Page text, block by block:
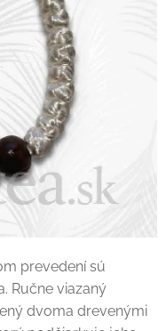
prevedení sú
Ručne viazaný
dvoma drevenými